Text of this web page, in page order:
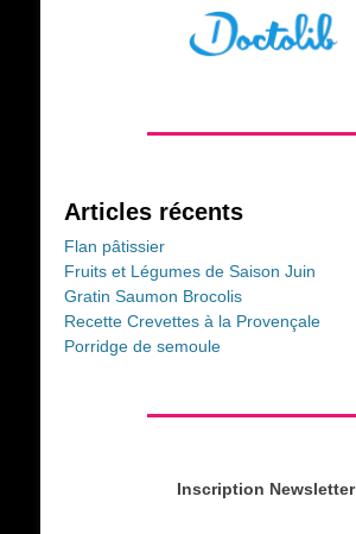
Articles récents
Flan pâtissier
Fruits et Légumes de Saison Juin
Gratin Saumon Brocolis
Recette Crevettes à la Provençale
Porridge de semoule
Inscription Newsletter